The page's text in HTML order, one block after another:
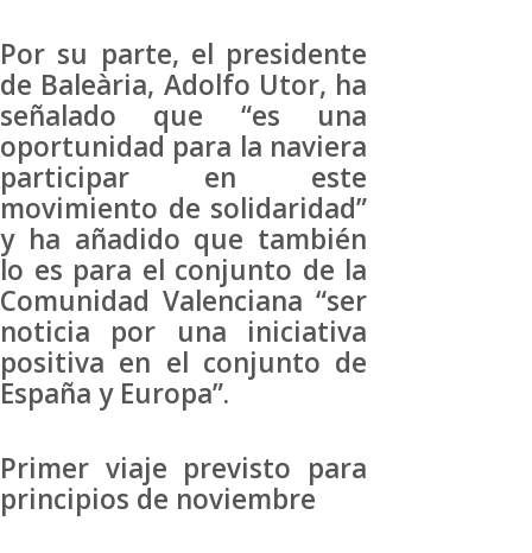
Por su parte, el presidente
de Baleària, Adolfo Utor, ha
señalado que “es una
oportunidad para la naviera
participar en este
movimiento de solidaridad”
y ha añadido que también
lo es para el conjunto de la
Comunidad Valenciana “ser
noticia por una iniciativa
positiva en el conjunto de
España y Europa”.
Primer viaje previsto para
principios de noviembre